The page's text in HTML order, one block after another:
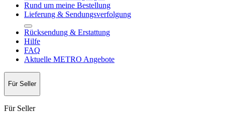
Rund um meine Bestellung
Lieferung & Sendungsverfolgung
Rücksendung & Erstattung
Hilfe
FAQ
Aktuelle METRO Angebote
Für Seller
Für Seller